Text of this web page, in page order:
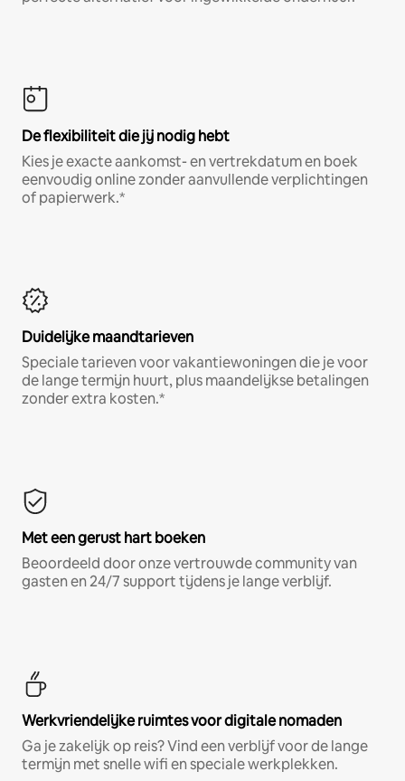
De flexibiliteit die jij nodig hebt
Kies je exacte aankomst- en vertrekdatum en boek
eenvoudig online zonder aanvullende verplichtingen
of papierwerk.*
Duidelijke maandtarieven
Speciale tarieven voor vakantiewoningen die je voor
de lange termijn huurt, plus maandelijkse betalingen
zonder extra kosten.*
Met een gerust hart boeken
Beoordeeld door onze vertrouwde community van
gasten en 24/7 support tijdens je lange verblijf.
Werkvriendelijke ruimtes voor digitale nomaden
Ga je zakelijk op reis? Vind een verblijf voor de lange
termijn met snelle wifi en speciale werkplekken.